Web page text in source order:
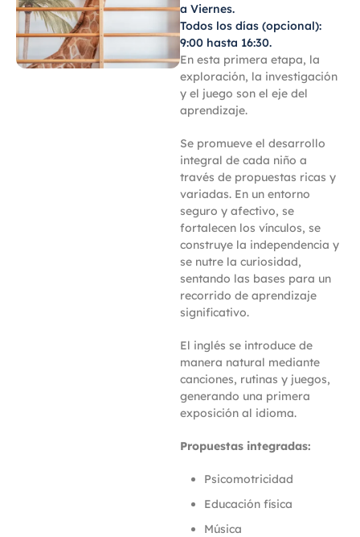
a Viernes.
Todos los días (opcional):
9:00 hasta 16:30.
En esta primera etapa, la
exploración, la investigación
y el juego son el eje del
aprendizaje.
Se promueve el desarrollo
integral de cada niño a
través de propuestas ricas y
variadas. En un entorno
seguro y afectivo, se
fortalecen los vínculos, se
construye la independencia y
se nutre la curiosidad,
sentando las bases para un
recorrido de aprendizaje
significativo.
El inglés se introduce de
manera natural mediante
canciones, rutinas y juegos,
generando una primera
exposición al idioma.
Propuestas integradas:
Psicomotricidad
Educación física
Música